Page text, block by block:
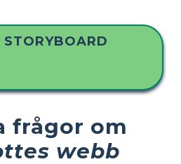
STORYBOARD
frågor om
webb